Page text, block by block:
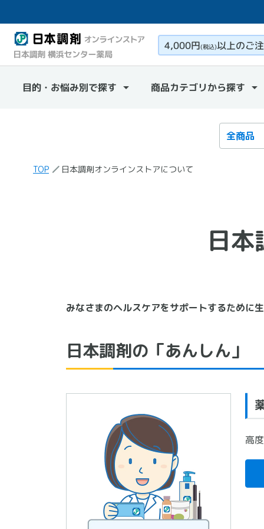
4,000円(税込)以上のご
目的・お悩み別で探す 商品カテゴリから探す
検索カテ
検索キー
TOP 日本調剤オンラインストアについて
アについて日
みなさまのヘルスケアをサポートするために
日本調剤の「あんしん」
高